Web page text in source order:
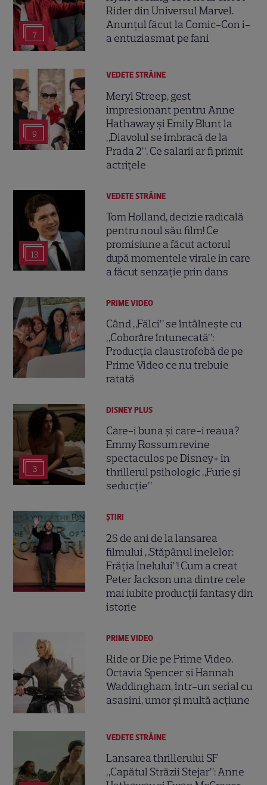
7
Rider din Universul Marvel.
Anunțul făcut la Comic-Con i-
a entuziasmat pe fani
9
VEDETE STRĂINE
Meryl Streep, gest
impresionant pentru Anne
Hathaway și Emily Blunt la
„Diavolul se îmbracă de la
Prada 2”. Ce salarii ar fi primit
actrițele
13
VEDETE STRĂINE
Tom Holland, decizie radicală
pentru noul său film! Ce
promisiune a făcut actorul
după momentele virale în care
a făcut senzație prin dans
PRIME VIDEO
Când „Fălci” se întâlnește cu
„Coborâre întunecată”:
Producția claustrofobă de pe
Prime Video ce nu trebuie
ratată
3
DISNEY PLUS
Care-i buna și care-i reaua?
Emmy Rossum revine
spectaculos pe Disney+ în
thrillerul psihologic „Furie și
seducție”
ȘTIRI
25 de ani de la lansarea
filmului „Stăpânul inelelor:
Frăția Inelului”! Cum a creat
Peter Jackson una dintre cele
mai iubite producții fantasy din
istorie
PRIME VIDEO
Ride or Die pe Prime Video.
Octavia Spencer și Hannah
Waddingham, într-un serial cu
asasini, umor și multă acțiune
VEDETE STRĂINE
Lansarea thrillerului SF
„Capătul Străzii Stejar”: Anne